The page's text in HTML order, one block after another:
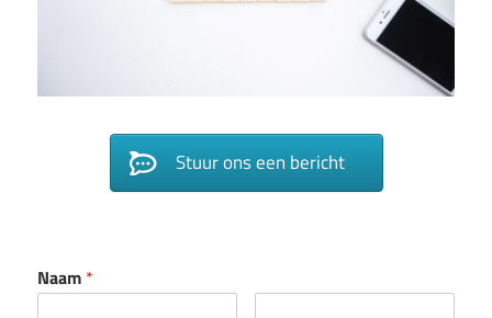
Stuur ons een bericht
Naam *